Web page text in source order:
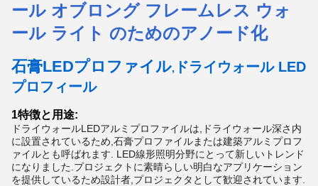
ール オブロング フレームレス ウォ
ール ライト のためのアノード化
石膏LEDプロファイル,
ドライウォール LED
プロフィール
1特徴と用途:
ドライウォールLEDアルミプロファイルは,ドライウォール深さ内
に設置されているため,石膏プロファイルまたは建築アルミプロフ
ァイルとも呼ばれます. LED線形照明分野にとって新しいトレンド
になりました.プロジェクトに素晴らしい明白なアプリケーション
を提供しているため設計者,プロジェクタとして歓迎されています.